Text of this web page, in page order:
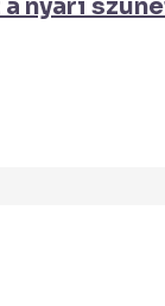
a nyári